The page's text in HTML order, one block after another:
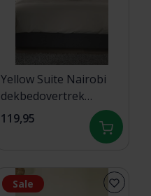
Yellow Suite Nairobi
dekbedovertrek
200x200/220 Dollar
119,95
Sale